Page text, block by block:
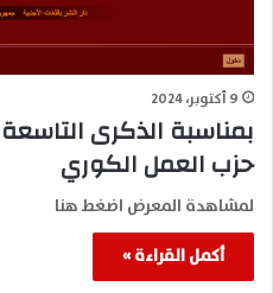
9 أكتوبر، 2024
بمناسبة الذكرى
حزب العمل الكوري
لمشاهدة المعرض اضغط هنا
أكمل القراءة »